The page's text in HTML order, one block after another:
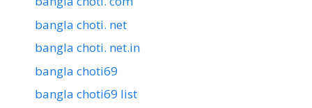
bangla choti. net
bangla choti. net.in
bangla choti69
bangla choti69 list